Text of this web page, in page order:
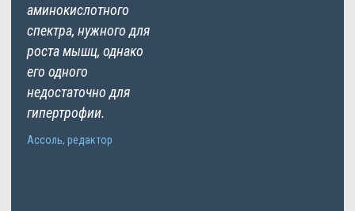
аминокислотного
спектра, нужного для
роста мышц, однако
его одного
недостаточно для
гипертрофии.
Ассоль, редактор